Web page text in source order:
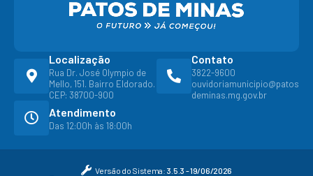
Localização
Rua Dr. José Olympio de
Mello, 151. Bairro Eldorado.
CEP: 38700-900
Contato
3822-9600
ouvidoriamunicipio@patos
deminas.mg.gov.br
Atendimento
Das 12:00h às 18:00h
Versão do Sistema: 3.5.3 - 19/06/2026